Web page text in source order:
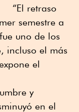
“El retraso
semestre a
uno de los
incluso el más
el
y
en el